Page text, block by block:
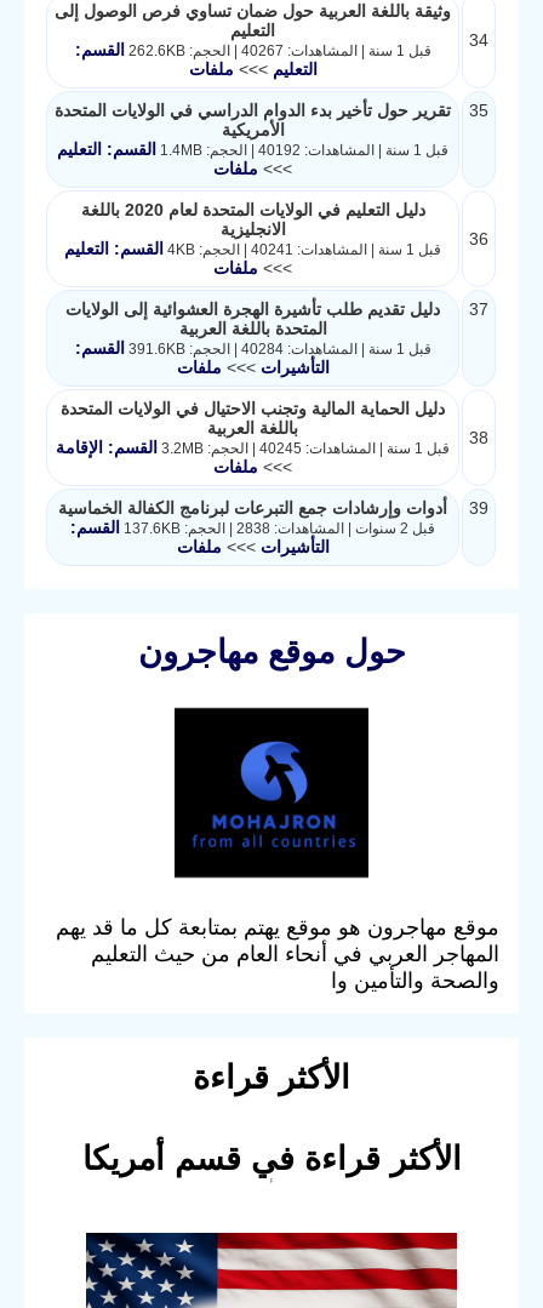
34
وثيقة باللغة العربية حول ضمان تساوي فرص الوصول إلى
التعليم
قبل 1 سنة | المشاهدات: 40267 | الحجم: 262.6KB
القسم:
التعليم>>> ملفات
35
تقرير حول تأخير بدء الدوام الدراسي في الولايات المتحدة
الأمريكية
قبل 1 سنة | المشاهدات: 40192 | الحجم: 1.4MB
القسم: التعليم
>>> ملفات
36
دليل التعليم في الولايات المتحدة لعام 2020 باللغة
الانجليزية
قبل 1 سنة | المشاهدات: 40241 | الحجم: 4KB
القسم: التعليم
>>> ملفات
37
دليل تقديم طلب تأشيرة الهجرة العشوائية إلى الولايات
المتحدة باللغة العربية
قبل 1 سنة | المشاهدات: 40284 | الحجم: 391.6KB
القسم:
التأشيرات>>> ملفات
38
دليل الحماية المالية وتجنب الاحتيال في الولايات المتحدة
باللغة العربية
قبل 1 سنة | المشاهدات: 40245 | الحجم: 3.2MB
القسم: الإقامة
>>> ملفات
39 أدوات وإرشادات جمع التبرعات لبرنامج الكفالة الخماسية
قبل 2 سنوات | المشاهدات: 2838 | الحجم: 137.6KB
القسم:
التأشيرات>>> ملفات
حول موقع مهاجرون
موقع مهاجرون هو موقع يهتم بمتابعة كل ما قد يهم
المهاجر العربي في أنحاء العام من حيث التعليم
والصحة والتأمين وا
الأكثر قراءة
الأكثر قراءة في قسم أمريكا